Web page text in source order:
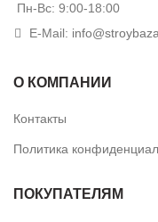
Пн-Вс: 9:00-18:00
E-Mail:
О КОМПАНИИ
Контакты
Политика
ПОКУПАТЕЛЯМ